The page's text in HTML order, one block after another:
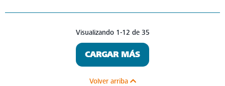
Visualizando 1-12 de 35
CARGAR MÁS
Volver arriba